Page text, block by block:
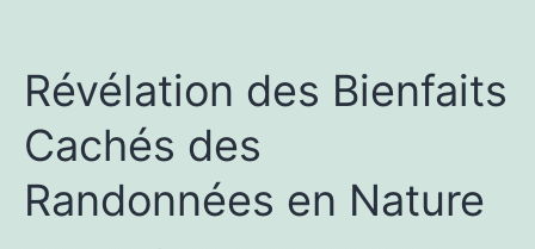
Révélation des Bienfaits
Cachés des
Randonnées en Nature